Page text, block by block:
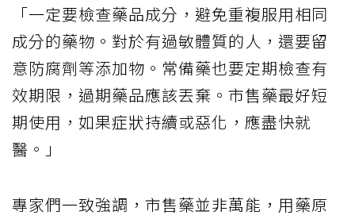
「一定要檢查藥品成分，避免重複服用相同
成分的藥物。對於有過敏體質的人，還要留
意防腐劑等添加物。常備藥也要定期檢查有
效期限，過期藥品應該丟棄。市售藥最好短
期使用，如果症狀持續或惡化，應盡快就
醫。」
專家們一致強調，市售藥並非萬能，用藥原